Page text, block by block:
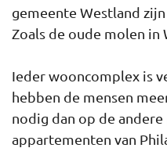
gemeente Westland
Zoals de oude molen in
Ieder wooncomplex is
hebben de mensen
nodig dan op de
appartementen van